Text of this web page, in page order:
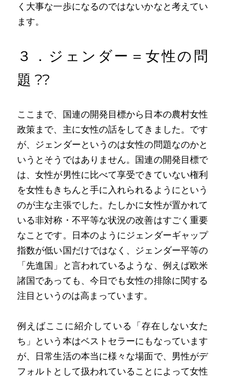
く大事な一歩になるのではないかなと考えてい
ます。
３．ジェンダー＝女性の問
題 ??
ここまで、国連の開発目標から日本の農村女性
政策まで、主に女性の話をしてきました。です
が、ジェンダーというのは女性の問題なのかと
いうとそうではありません。国連の開発目標で
は、女性が男性に比べて享受できていない権利
を女性もきちんと手に入れられるようにという
のが主な主張でした。たしかに女性が置かれて
いる非対称・不平等な状況の改善はすごく重要
なことです。日本のようにジェンダーギャップ
指数が低い国だけではなく、ジェンダー平等の
「先進国」と言われているような、例えば欧米
諸国であっても、今日でも女性の排除に関する
注目というのは高まっています。
例えばここに紹介している「存在しない女た
ち」という本はベストセラーにもなっています
が、日常生活の本当に様々な場面で、男性がデ
フォルトとして扱われていることによって女性